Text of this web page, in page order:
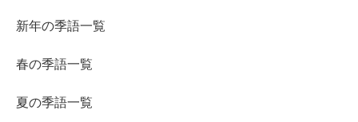
新年の季語一覧
春の季語一覧
夏の季語一覧